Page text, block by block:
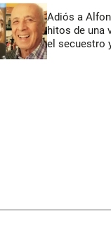
Adiós a
hitos de una
el secuestro